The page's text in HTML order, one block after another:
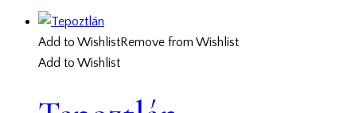
Add to WishlistRemove from Wishlist
Add to Wishlist